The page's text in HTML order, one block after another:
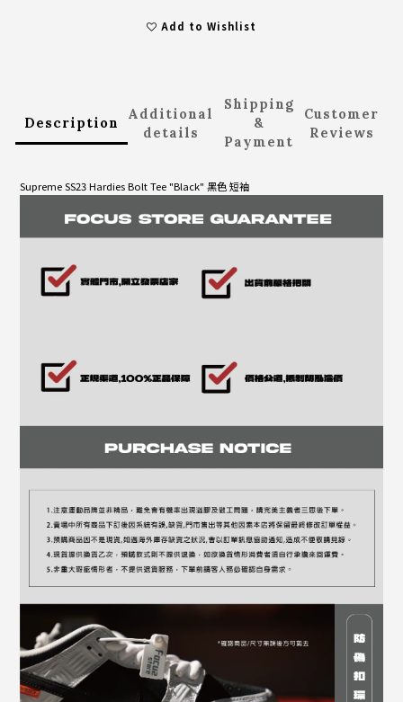
Add to Wishlist
Description
Additional
details
Shipping
&
Payment
Customer
Reviews
Supreme SS23 Hardies Bolt Tee "Black" 黑色 短袖